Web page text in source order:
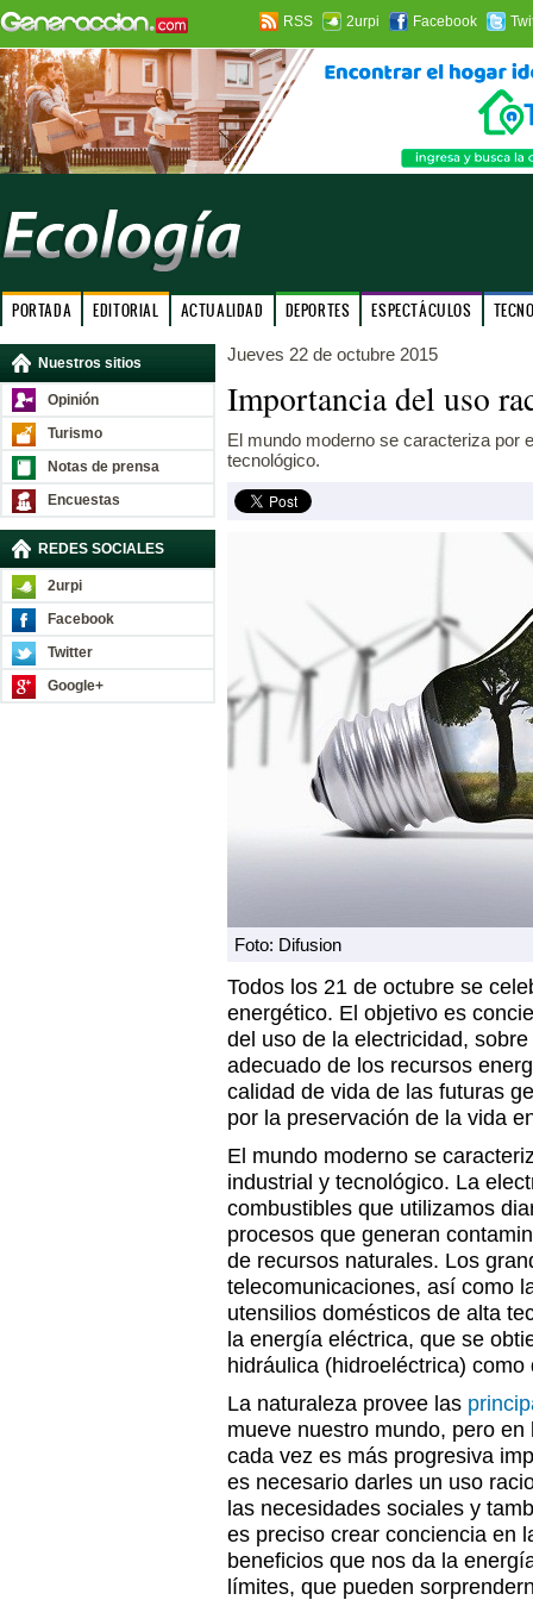
RSS 2urpi Facebook
PORTADA EDITORIAL ACTUALIDAD DEPORTES ESPECTÁCULOS
Nuestros sitios
Opinión
Turismo
Notas de prensa
Encuestas
REDES SOCIALES
2urpi
Facebook
Twitter
Google+
Jueves 22 de octubre 2015
Importancia del uso
El mundo moderno se caracteriza por
tecnológico.
Foto: Difusion
Todos los 21 de octubre se
energético. El objetivo es
del uso de la electricidad,
adecuado de los recursos
calidad de vida de las futuras
por la preservación de la vida
El mundo moderno se
industrial y tecnológico. La
combustibles que utilizamos
procesos que generan
de recursos naturales. Los
telecomunicaciones, así como
utensilios domésticos de alta
la energía eléctrica, que se
hidráulica (hidroeléctrica)
La naturaleza provee las
mueve nuestro mundo, pero
cada vez es más progresiva
es necesario darles un uso
las necesidades sociales y
es preciso crear conciencia en
beneficios que nos da la
límites, que pueden